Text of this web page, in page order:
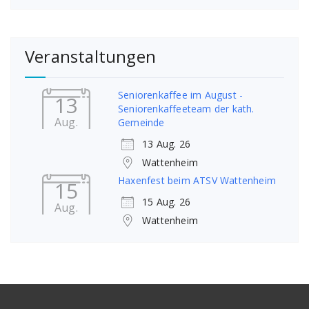
Veranstaltungen
13
Aug.
Seniorenkaffee im August -
Seniorenkaffeeteam der kath.
Gemeinde
13 Aug. 26
Wattenheim
15
Aug.
Haxenfest beim ATSV Wattenheim
15 Aug. 26
Wattenheim